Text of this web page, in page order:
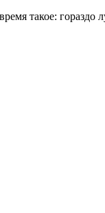
такое: гораздо